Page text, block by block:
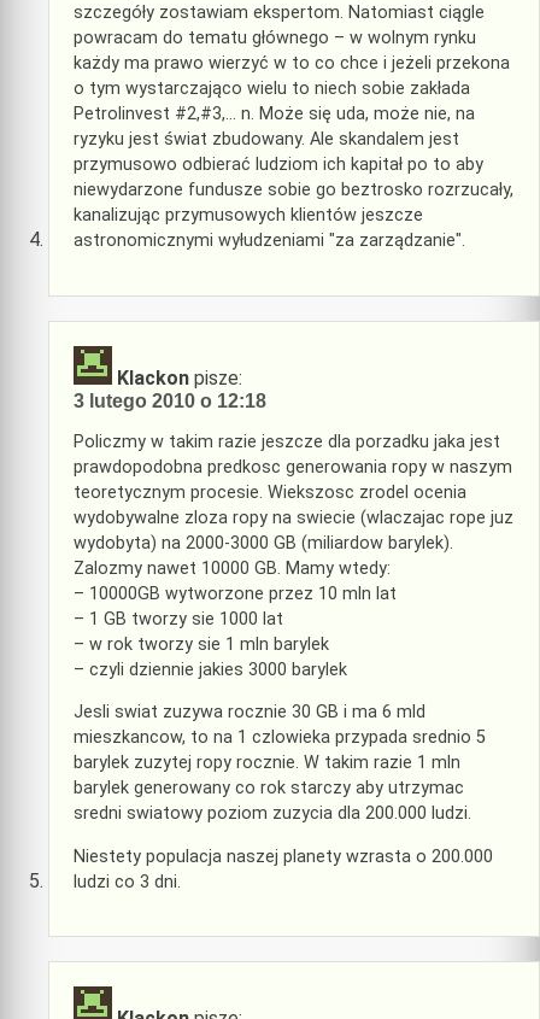
szczegóły zostawiam ekspertom. Natomiast ciągle
powracam do tematu głównego – w wolnym rynku
każdy ma prawo wierzyć w to co chce i jeżeli przekona
o tym wystarczająco wielu to niech sobie zakłada
Petrolinvest #2,#3,… n. Może się uda, może nie, na
ryzyku jest świat zbudowany. Ale skandalem jest
przymusowo odbierać ludziom ich kapitał po to aby
niewydarzone fundusze sobie go beztrosko rozrzucały,
kanalizując przymusowych klientów jeszcze
astronomicznymi wyłudzeniami "za zarządzanie".
Klackon pisze:
3 lutego 2010 o 12:18
Policzmy w takim razie jeszcze dla porzadku jaka jest
prawdopodobna predkosc generowania ropy w naszym
teoretycznym procesie. Wiekszosc zrodel ocenia
wydobywalne zloza ropy na swiecie (wlaczajac rope juz
wydobyta) na 2000-3000 GB (miliardow barylek).
Zalozmy nawet 10000 GB. Mamy wtedy:
– 10000GB wytworzone przez 10 mln lat
– 1 GB tworzy sie 1000 lat
– w rok tworzy sie 1 mln barylek
– czyli dziennie jakies 3000 barylek
Jesli swiat zuzywa rocznie 30 GB i ma 6 mld
mieszkancow, to na 1 czlowieka przypada srednio 5
barylek zuzytej ropy rocznie. W takim razie 1 mln
barylek generowany co rok starczy aby utrzymac
sredni swiatowy poziom zuzycia dla 200.000 ludzi.
Niestety populacja naszej planety wzrasta o 200.000
ludzi co 3 dni.